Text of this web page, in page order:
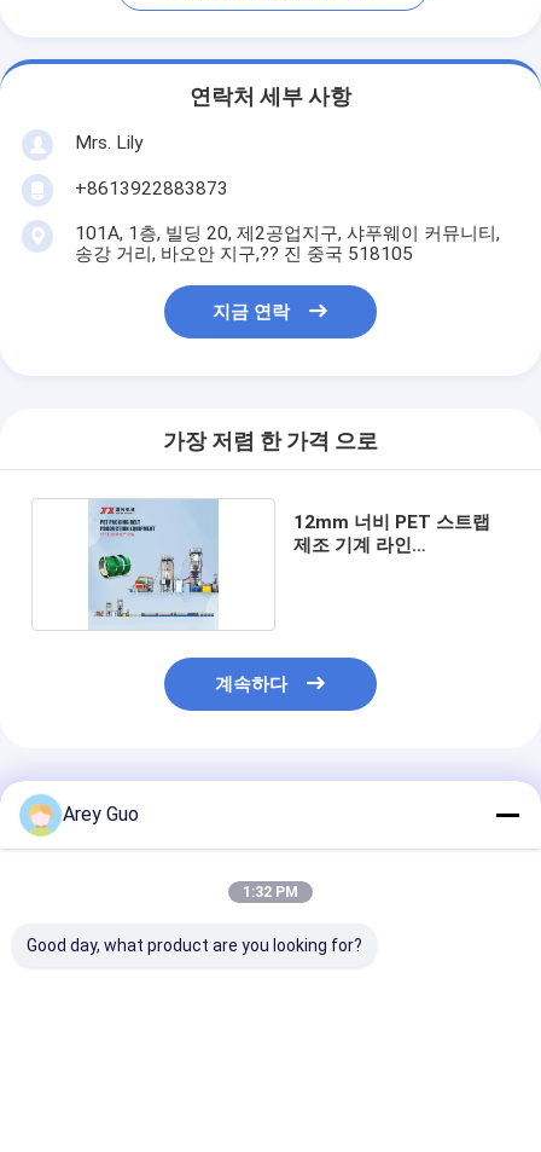
연락처 세부 사항
Mrs. Lily
+8613922883873
101A, 1층, 빌딩 20, 제2공업지구, 샤푸웨이 커뮤니티,
송강 거리, 바오안 지구,?? 진 중국 518105
지금 연락
가장 저렴 한 가격 으로
12mm 너비 PET 스트랩
제조 기계 라인
계속하다
추천된 제품
Arey Guo
1:32 PM
Good day, what product are you looking for?